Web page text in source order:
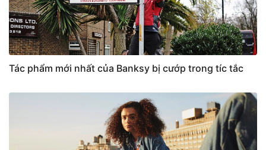
Tác phẩm mới nhất của Banksy bị cướp trong tíc tắc